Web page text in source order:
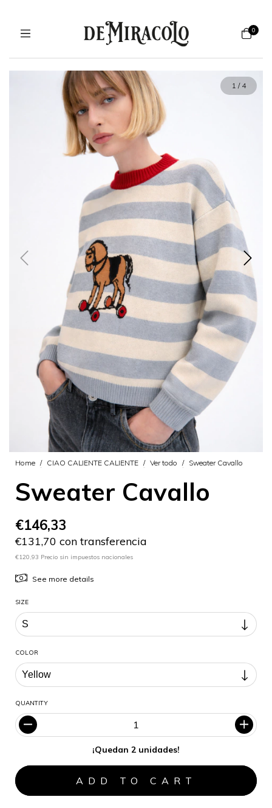
0
1 / 4
Home / CIAO CALIENTE CALIENTE / Ver todo / Sweater Cavallo
Sweater Cavallo
€146,33
€131,70 con transferencia
€120,93 Precio sin impuestos nacionales
See more details
SIZE
COLOR
QUANTITY
¡Quedan 2 unidades!